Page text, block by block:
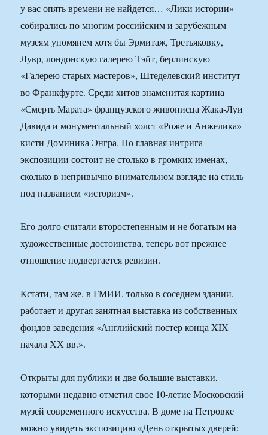
у вас опять времени не найдется… «Лики истории»
собирались по многим российским и зарубежным
музеям упомянем хотя бы Эрмитаж, Третьяковку,
Лувр, лондонскую галерею Тэйт, берлинскую
«Галерею старых мастеров», Штеделевский институт
во Франкфурте. Среди хитов знаменитая картина
«Смерть Марата» французского живописца Жака-Луи
Давида и монументальный холст «Роже и Анжелика»
кисти Доминика Энгра. Но главная интрига
экспозиции состоит не столько в громких именах,
сколько в непривычно внимательном взгляде на стиль
под названием «историзм».
Его долго считали второстепенным и не богатым на
художественные достоинства, теперь вот прежнее
отношение подвергается ревизии.
Кстати, там же, в ГМИИ, только в соседнем здании,
работает и другая занятная выставка из собственных
фондов заведения «Английский постер конца XIX
начала ХХ вв.».
Открыты для публики и две большие выставки,
которыми недавно отметил свое 10-летие Московский
музей современного искусства. В доме на Петровке
можно увидеть экспозицию «День открытых дверей: